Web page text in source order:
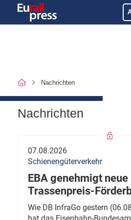
Nachrichten
Nachrichten
07.08.2026
Schienengüterverkehr
EBA genehmigt neue
Trassenpreis-
Wie DB InfraGo gestern